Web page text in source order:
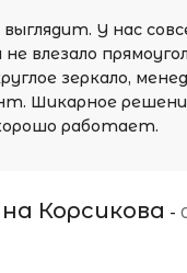
У нас
влезало
зеркало,
Шикарное
работает.
Корсикова -